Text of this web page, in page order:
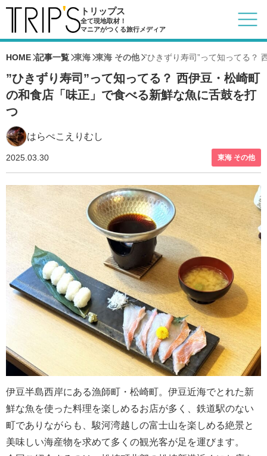
トリップス
全て現地取材！
マニアがつくる旅行メディア
HOME 記事一覧 東海 東海 その他 ”ひきずり寿司”って知ってる？
”ひきずり寿司”って知ってる？ 西伊豆・松崎町
の和食店「味正」で食べる新鮮な魚に舌鼓を打
つ
はらぺこえりむし
東海 その他
2025.03.30
伊豆半島西岸にある漁師町・松崎町。伊豆近海でとれた新
鮮な魚を使った料理を楽しめるお店が多く、鉄道駅のない
町でありながらも、駿河湾越しの富士山を楽しめる絶景と
美味しい海産物を求めて多くの観光客が足を運びます。